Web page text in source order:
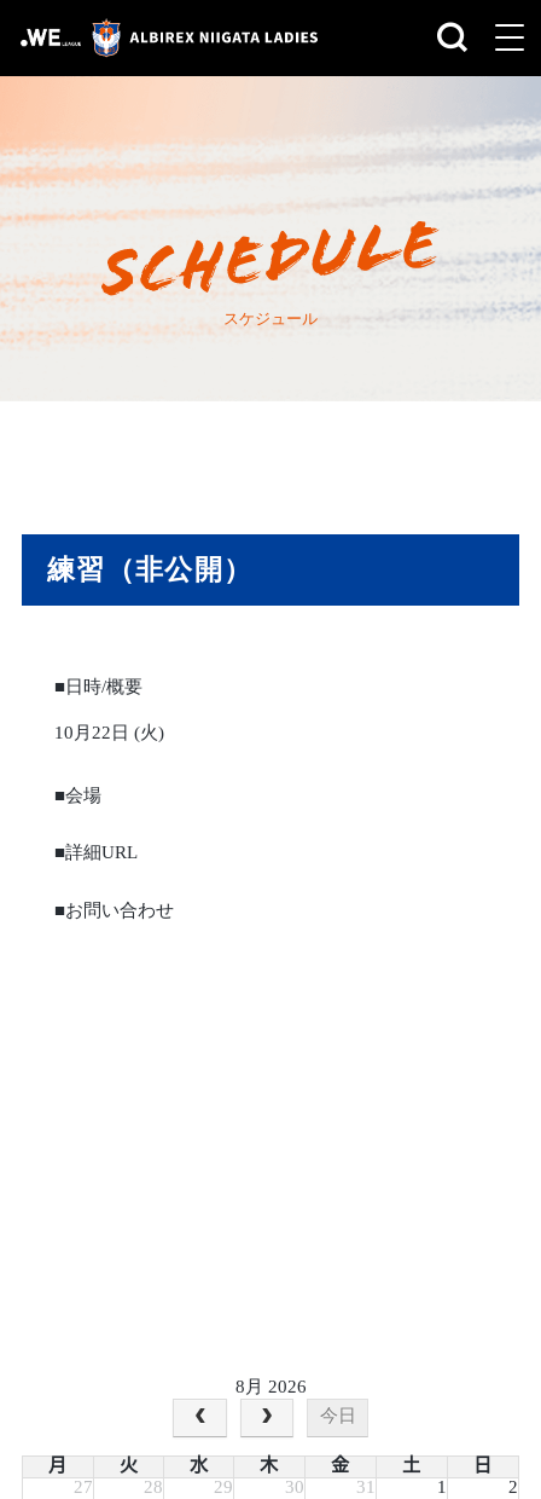
スケジュール
練習（非公開）
■日時/概要
10月22日 (火)
■会場
■詳細URL
■お問い合わせ
8月 2026
今日
月 火 水 木 金 土
日
27
28 29 30 31 1 2